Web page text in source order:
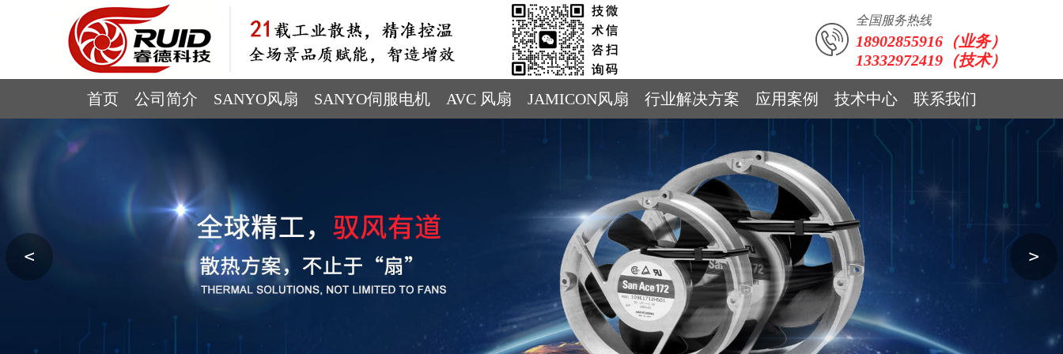
全国服务热线
18902855916（业务）
13332972419（技术）
首页 公司简介 SANYO风扇 SANYO伺服电机 AVC 风扇 JAMICON风扇 行业解决方案 应用案例 技术中心 联系我们